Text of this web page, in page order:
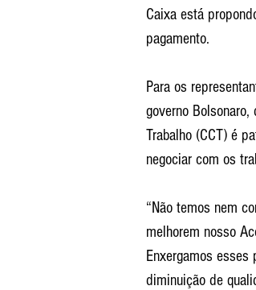
Caixa está
pagamento.
Para os
governo
Trabalho (CCT) é
negociar com os
“Não temos nem
melhorem nosso
Enxergamos
diminuição de